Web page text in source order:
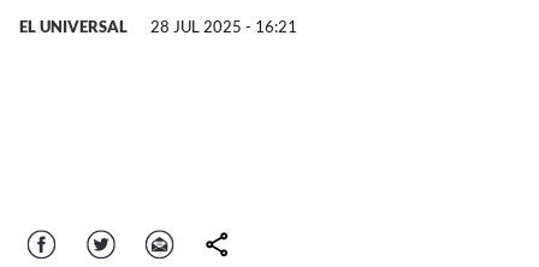
EL UNIVERSAL 28 JUL 2025 - 16:21
Facebook Twitter Correo comparte